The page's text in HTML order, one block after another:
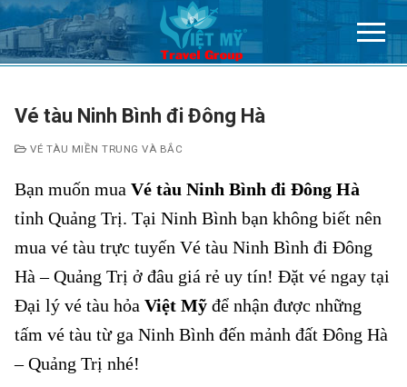
Chuyển
đến
nội
Vé tàu Ninh Bình đi Đông Hà
VÉ TÀU MIỀN TRUNG VÀ BẮC
Bạn muốn mua Vé tàu Ninh Bình đi Đông Hà
tỉnh Quảng Trị. Tại Ninh Bình bạn không biết nên
mua vé tàu trực tuyến Vé tàu Ninh Bình đi Đông
Hà – Quảng Trị ở đâu giá rẻ uy tín! Đặt vé ngay tại
Đại lý vé tàu hỏa Việt Mỹ để nhận được những
tấm vé tàu từ ga Ninh Bình đến mảnh đất Đông Hà
– Quảng Trị nhé!